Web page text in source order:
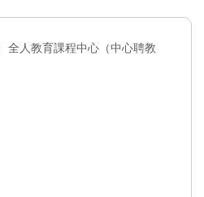
全人教育課程中心（中心聘教